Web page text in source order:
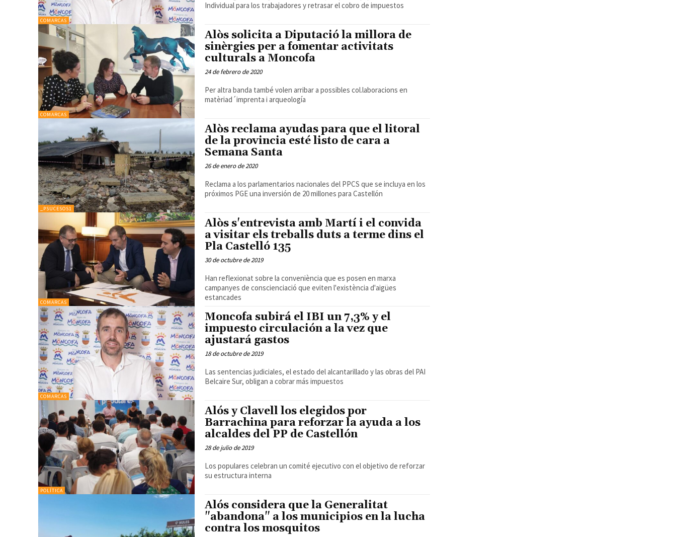
COMARCAS
Individual para los trabajadores y retrasar el cobro de impuestos
COMARCAS
Alòs solicita a Diputació la millora de
sinèrgies per a fomentar activitats
culturals a Moncofa
24 de febrero de 2020
Per altra banda també volen arribar a possibles col.laboracions en
matèriad´imprenta i arqueología
_PSUCESOS1
Alòs reclama ayudas para que el litoral
de la provincia esté listo de cara a
Semana Santa
26 de enero de 2020
Reclama a los parlamentarios nacionales del PPCS que se incluya en los
próximos PGE una inversión de 20 millones para Castellón
COMARCAS
Alòs s'entrevista amb Martí i el convida
a visitar els treballs duts a terme dins el
Pla Castelló 135
30 de octubre de 2019
Han reflexionat sobre la conveniència que es posen en marxa
campanyes de conscienciació que eviten l'existència d'aigües
estancades
COMARCAS
Moncofa subirá el IBI un 7,3% y el
impuesto circulación a la vez que
ajustará gastos
18 de octubre de 2019
Las sentencias judiciales, el estado del alcantarillado y las obras del PAI
Belcaire Sur, obligan a cobrar más impuestos
POLÍTICA
Alós y Clavell los elegidos por
Barrachina para reforzar la ayuda a los
alcaldes del PP de Castellón
28 de julio de 2019
Los populares celebran un comité ejecutivo con el objetivo de reforzar
su estructura interna
Alós considera que la Generalitat
"abandona" a los municipios en la lucha
contra los mosquitos